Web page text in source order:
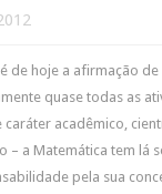
é de hoje a afirmação
quase todas as
caráter acadêmico,
– a Matemática tem lá
pela sua